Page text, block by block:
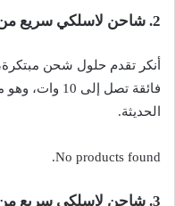
2. شاحن لاسلكي سريع من أنكر
أنكر تقدم حلول شحن
فائقة تصل
الحديثة.
No products found.
3. شاحن لاسلكي سريع من بيلكن